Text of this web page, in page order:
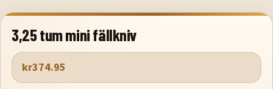
3,25 tum mini fällkniv
kr374.95